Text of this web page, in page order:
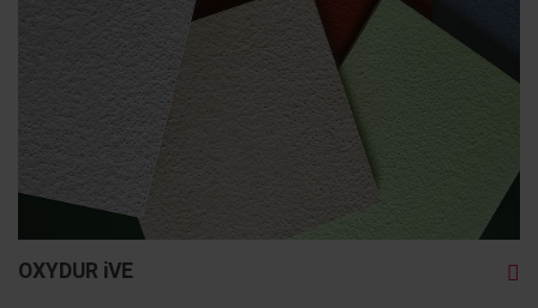
OXYDUR iVE